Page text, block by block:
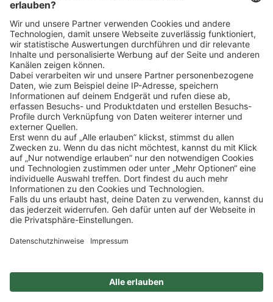
Klickehier, um alle offenen Jobs zu sehen.
Impressum Datenschutz
Privatsphäre-Einstellungen
FAQ
Veranstaltungen
Sitemap